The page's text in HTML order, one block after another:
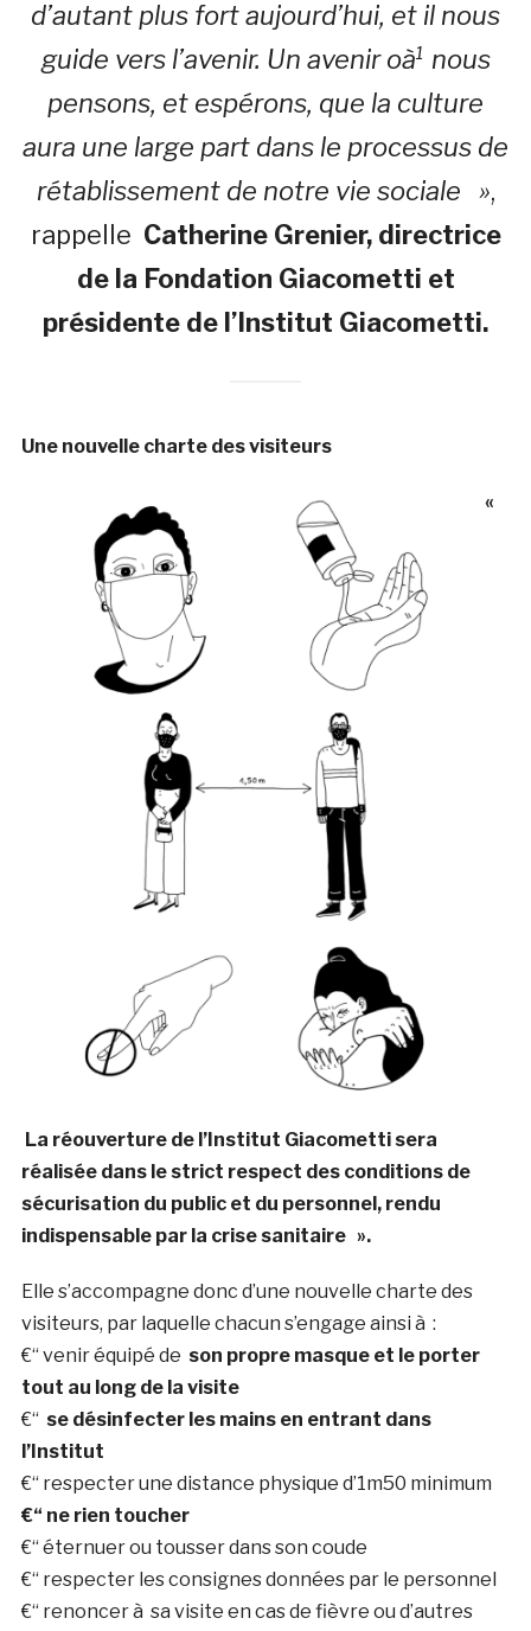
d’autant plus fort aujourd’hui, et il nous
guide vers l’avenir. Un avenir oà¹ nous
pensons, et espérons, que la culture
aura une large part dans le processus de
rétablissement de notre vie sociale »,
rappelle Catherine Grenier, directrice
de la Fondation Giacometti et
présidente de l’Institut Giacometti.
Une nouvelle charte des visiteurs
«
La réouverture de l’Institut Giacometti sera
réalisée dans le strict respect des conditions de
sécurisation du public et du personnel, rendu
indispensable par la crise sanitaire ».
Elle s’accompagne donc d’une nouvelle charte des
visiteurs, par laquelle chacun s’engage ainsi à :
€“ venir équipé de son propre masque et le porter
tout au long de la visite
€“ se désinfecter les mains en entrant dans
l’Institut
€“ respecter une distance physique d’1m50 minimum
€“ ne rien toucher
€“ éternuer ou tousser dans son coude
€“ respecter les consignes données par le personnel
€“ renoncer à sa visite en cas de fièvre ou d’autres